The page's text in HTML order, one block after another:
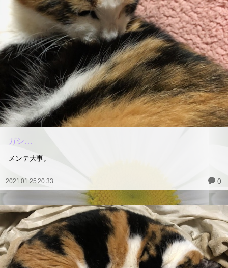
ガシ…
メンテ大事。
2021.01.25 20:33 0